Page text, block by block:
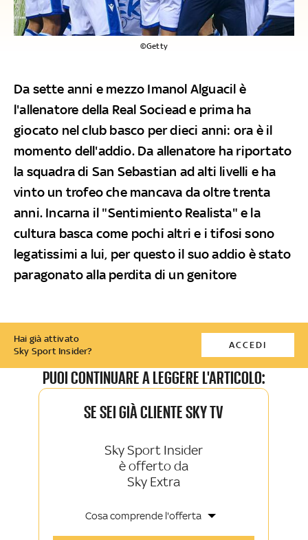
©Getty
Da sette anni e mezzo Imanol Alguacil è
l'allenatore della Real Sociead e prima ha
giocato nel club basco per dieci anni: ora è il
momento dell'addio. Da allenatore ha riportato
la squadra di San Sebastian ad alti livelli e ha
vinto un trofeo che mancava da oltre trenta
anni. Incarna il "Sentimiento Realista" e la
cultura basca come pochi altri e i tifosi sono
legatissimi a lui, per questo il suo addio è stato
paragonato alla perdita di un genitore
Hai già attivato
Sky Sport Insider?
ACCEDI
PUOI CONTINUARE A LEGGERE L'ARTICOLO:
SE SEI GIÀ CLIENTE SKY TV
Sky Sport Insider
è offerto da
Sky Extra
Cosa comprende l'offerta